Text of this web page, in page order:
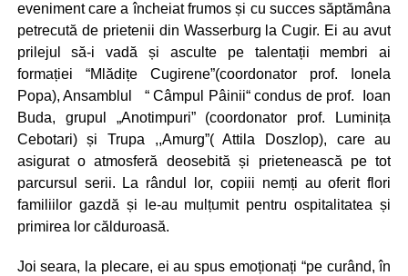
eveniment care a încheiat frumos și cu succes săptămâna
petrecută de prietenii din Wasserburg la Cugir. Ei au avut
prilejul să-i vadă și asculte pe talentații membri ai
formației “Mlădițe Cugirene”(coordonator prof. Ionela
Popa), Ansamblul “ Câmpul Pâinii“ condus de prof. Ioan
Buda, grupul „Anotimpuri” (coordonator prof. Luminița
Cebotari) și Trupa ,,Amurg”( Attila Doszlop), care au
asigurat o atmosferă deosebită și prietenească pe tot
parcursul serii. La rândul lor, copiii nemți au oferit flori
familiilor gazdă și le-au mulțumit pentru ospitalitatea și
primirea lor călduroasă.
Joi seara, la plecare, ei au spus emoționați “pe curând, în